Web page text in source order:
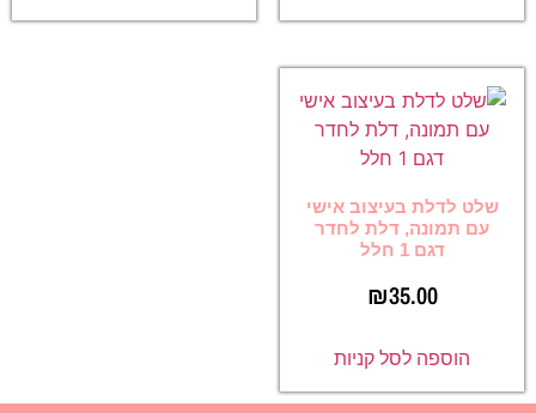
שלט לדלת בעיצוב אישי
עם תמונה, דלת לחדר
דגם 1 חלל
₪35.00
הוספה לסל קניות